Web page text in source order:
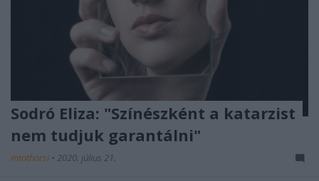
Sodró Eliza: "Színészként a katarzist
nem tudjuk garantálni"
mtothorsi • 2020. július 21.